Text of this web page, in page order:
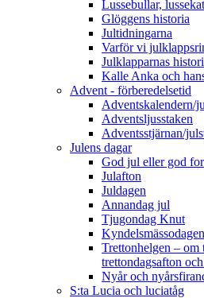
Lussebullar,
Glöggens historia
Jultidningarna
Varför vi
Julklapparnas
Kalle Anka och
Advent - förberedelsetid
Adventskalendern/
Adventsljusstaken
Adventsstjärnan/
Julens dagar
God jul eller god
Julafton
Juldagen
Annandag jul
Tjugondag Knut
Kyndelsmässodagen
Trettonhelgen – om
trettondagsafton
Nyår och
S:ta Lucia och luciatåg